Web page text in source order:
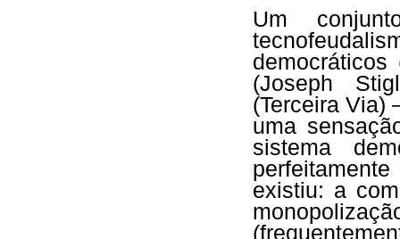
Um
(Joseph
(Terceira Via)
uma
sistema
existiu: a